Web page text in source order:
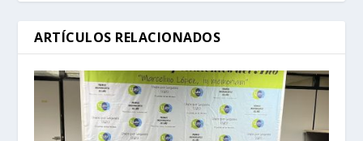
ARTÍCULOS RELACIONADOS